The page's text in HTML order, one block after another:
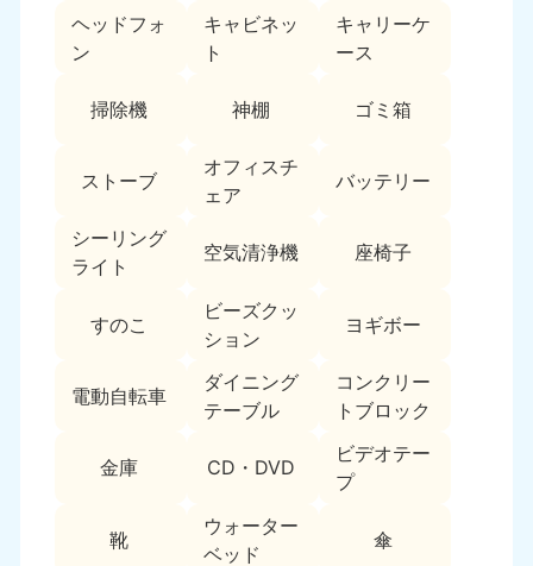
ヘッドフォ
ン
キャビネッ
ト
キャリーケ
ース
掃除機 神棚 ゴミ箱
ストーブ
オフィスチ
ェア
バッテリー
シーリング
ライト
空気清浄機 座椅子
すのこ
ビーズクッ
ション
ヨギボー
電動自転車
ダイニング
テーブル
コンクリー
トブロック
金庫 CD・DVD
ビデオテー
プ
靴
ウォーター
ベッド
傘
福島県
050-1881-5271
東京都
050-1881-5265
9:00〜19:00 年中無休
神奈川県
050-1881-5268
9:00〜19:00 年中無休
050-1881-5266
9:00〜19:00 年中無休
栃木県
050-1881-5270
茨城県
050-1881-5269
9:00〜19:00 年中無休
050-1881-5267
9:00〜19:00 年中無休